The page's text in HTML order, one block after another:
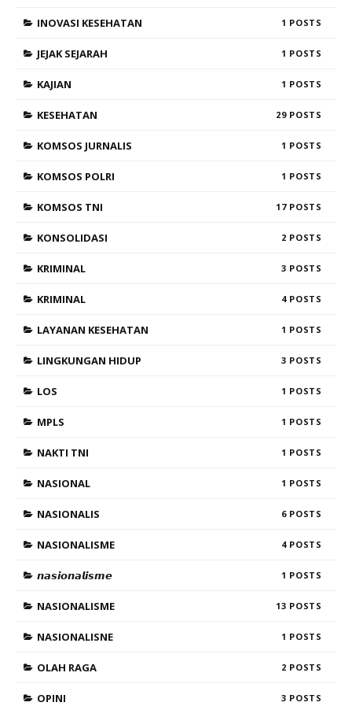
INOVASI KESEHATAN 1
JEJAK SEJARAH 1
KAJIAN 1
KESEHATAN 29
KOMSOS JURNALIS 1
KOMSOS POLRI 1
KOMSOS TNI 17
KONSOLIDASI 2
KRIMINAL 3
KRIMINAL 4
LAYANAN KESEHATAN 1
LINGKUNGAN HIDUP 3
LOS 1
MPLS 1
NAKTI TNI 1
NASIONAL 1
NASIONALIS 6
NASIONALISME 4
𝙣𝙖𝙨𝙞𝙤𝙣𝙖𝙡𝙞𝙨𝙢𝙚 1
NASIONALISME 13
NASIONALISNE 1
OLAH RAGA 2
OPINI 3